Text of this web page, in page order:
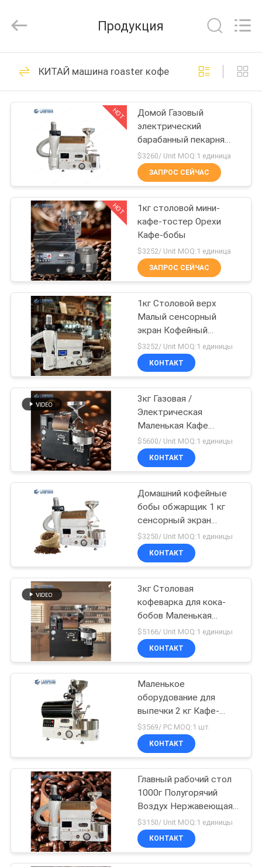
ДОМ
ПРОДУКТЫ
РОЛИКИ
НАС
ПУТЕШЕСТВИЕ
ФАБРИКИ
ПРОВЕРКА
КАЧЕСТВА
СВЯЖИТЕСЬ
СПРОСИТЕ
ЦИТАТУ
КАРТА
САЙТА
ПОЛИТИКА
КОНФИДЕНЦИАЛЬНОСТИ
Industry
Co.,Ltd.
Reserved.
Сушильщик
замораживания
вакуума
199
Машина
сортировщицы
цвета
24
Машина брызг
более сухая
Автоклав
стерилизатора
пара
82
Машина для
прессы таблеток
34
Растворяющая
машина спасения
реактор
Продукция
КИТАЙ машина roaster кофе
HOT
Домой Газовый
электрический
барабанный пекарня
Авто пекарня
$3260/ Unit MOQ:1 единица
ЗАПРОС СЕЙЧАС
HOT
1кг столовой мини-
кафе-тостер Орехи
Кафе-бобы
$3252/ Unit MOQ:1 единица
ЗАПРОС СЕЙЧАС
1кг Столовой верх
Малый сенсорный
экран Кофейный
тостер Пекарная
машина Домашняя
кофемашина
$3252/ Unit MOQ:1 единицы
КОНТАКТ
3кг Газовая /
Электрическая
Маленькая Кафе
Тостер Пекарная
машина Пекарная
машина Цена Фабрика
$5600/ Unit MOQ:1 единицы
КОНТАКТ
Домашний кофейные
бобы обжарщик 1 кг
сенсорный экран
Электрический кофе
зеленые бобы
обжарщик
$3250/ Unit MOQ:1 единицы
КОНТАКТ
3кг Столовая
кофеварка для кока-
бобов Маленькая
кофеварка для дома и
кафе
$5166/ Unit MOQ:1 единицы
КОНТАКТ
Маленькое
оборудование для
выпечки 2 кг Кафе-
пожарная электро /
газовая кафе-пожарная
$3569/ PC MOQ:1 шт.
КОНТАКТ
Главный рабочий стол
1000г Полугорячий
Воздух Нержавеющая
Сталь Кофейные Бобы
Тостер Машины
Фабрика
$3150/ Unit MOQ:1 единицы
КОНТАКТ